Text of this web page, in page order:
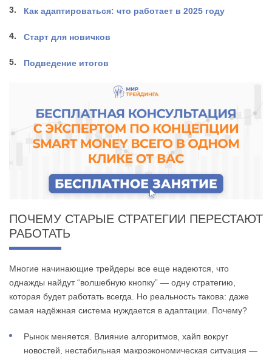
Как адаптироваться: что работает в 2025 году
Старт для новичков
Подведение итогов
ПОЧЕМУ СТАРЫЕ СТРАТЕГИИ ПЕРЕСТАЮТ
РАБОТАТЬ
Многие начинающие трейдеры все еще надеются, что
однажды найдут “волшебную кнопку” — одну стратегию,
которая будет работать всегда. Но реальность такова: даже
самая надёжная система нуждается в адаптации. Почему?
Рынок меняется. Влияние алгоритмов, хайп вокруг
новостей, нестабильная макроэкономическая ситуация —